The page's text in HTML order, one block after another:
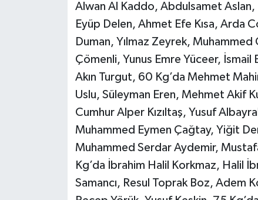
Alwan Al Kaddo, Abdulsamet
Eyüp Delen, Ahmet Efe Kısa, Arda
Duman, Yılmaz Zeyrek,
Çömenli, Yunus Emre Yüceer,
Akın Turgut, 60 Kg’da Mehmet
Uslu, Süleyman Eren, Mehmet Akif
Cumhur Alper Kızıltaş, Yusuf
Muhammed Eymen Çağtay, Yiğit
Muhammed Serdar Aydemir,
Kg’da İbrahim Halil Korkmaz, Halil
Samancı, Resul Toprak Boz, Adem